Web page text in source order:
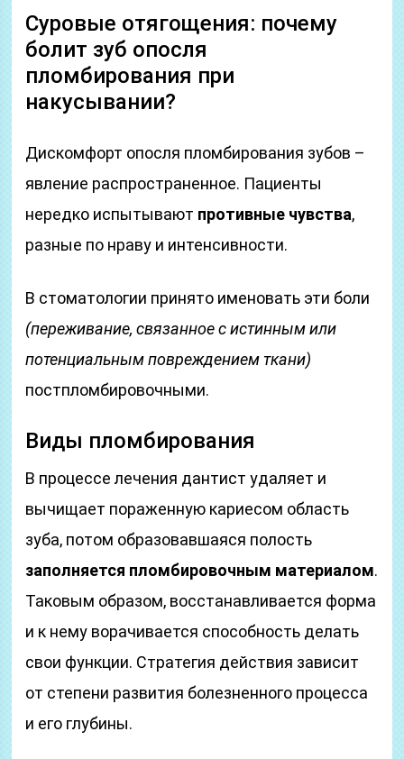
Суровые отягощения: почему
болит зуб опосля
пломбирования при
накусывании?
Дискомфорт опосля пломбирования зубов –
явление распространенное. Пациенты
нередко испытывают противные чувства,
разные по нраву и интенсивности.
В стоматологии принято именовать эти боли
(переживание, связанное с истинным или
потенциальным повреждением ткани)
постпломбировочными.
Виды пломбирования
В процессе лечения дантист удаляет и
вычищает пораженную кариесом область
зуба, потом образовавшаяся полость
заполняется пломбировочным материалом.
Таковым образом, восстанавливается форма
и к нему ворачивается способность делать
свои функции. Стратегия действия зависит
от степени развития болезненного процесса
и его глубины.